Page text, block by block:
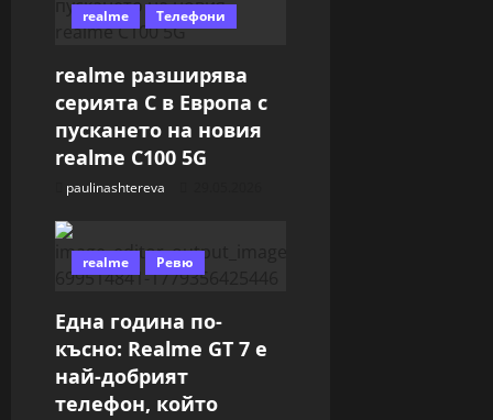
realme Телефони
realme разширява
серията C в Европа с
пускането на новия
realme C100 5G
paulinashtereva
realme Ревю
Една година по-
късно: Realme GT 7 е
най-добрият
телефон, който